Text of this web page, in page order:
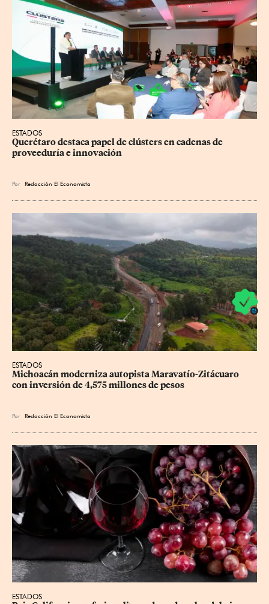
ESTADOS
Querétaro destaca papel de clústers en cadenas de
proveeduría e innovación
Por Redacción El Economista
ESTADOS
Michoacán moderniza autopista Maravatío-Zitácuaro
con inversión de 4,575 millones de pesos
Por Redacción El Economista
ESTADOS